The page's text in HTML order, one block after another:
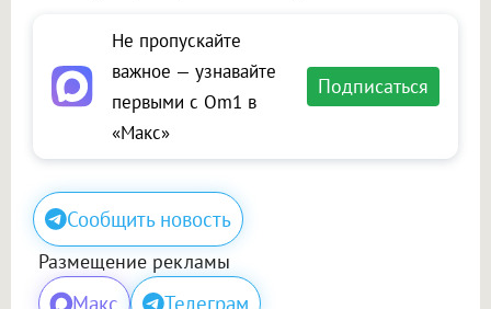
Не пропускайте
важное — узнавайте
первыми с Om1 в
«Макс»
Подписаться
Сообщить новость
Размещение рекламы
Макс Телеграм